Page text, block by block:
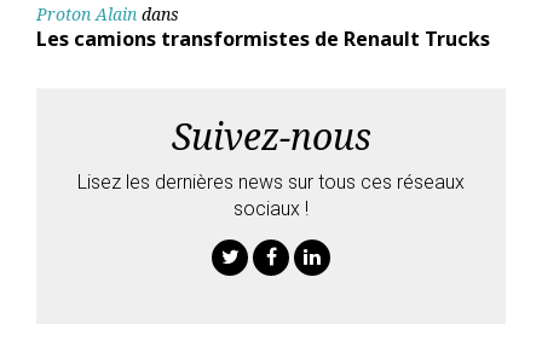
Proton Alain dans
Les camions transformistes de Renault Trucks
Suivez-nous
Lisez les dernières news sur tous ces réseaux
sociaux !